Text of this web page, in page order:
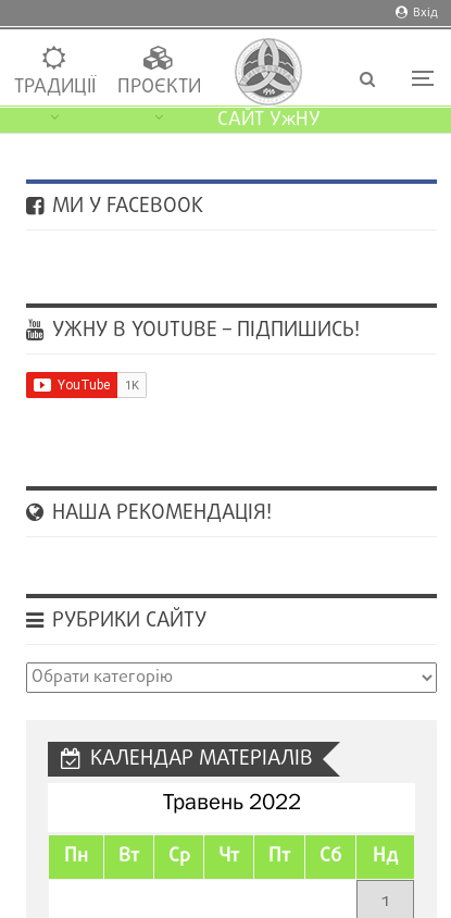
Вхід
ТРАДИЦІЇ
ПРОЄКТИ
САЙТ УжНУ
МИ У FACEBOOK
УЖНУ В YOUTUBE – ПІДПИШИСЬ!
НАША РЕКОМЕНДАЦІЯ!
РУБРИКИ САЙТУ
Рубрики
КАЛЕНДАР МАТЕРІАЛІВ
Травень 2022
Пн Вт Ср Чт Пт Сб Нд
1